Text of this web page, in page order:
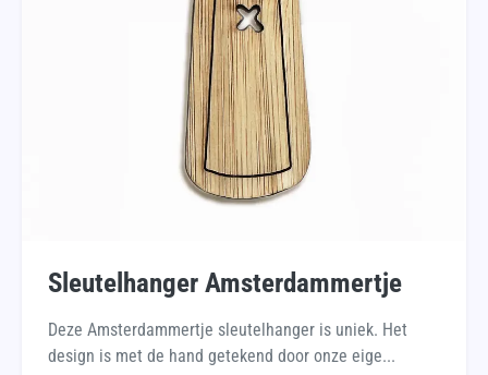
Sleutelhanger Amsterdammertje
Deze Amsterdammertje sleutelhanger is uniek. Het
design is met de hand getekend door onze eige...